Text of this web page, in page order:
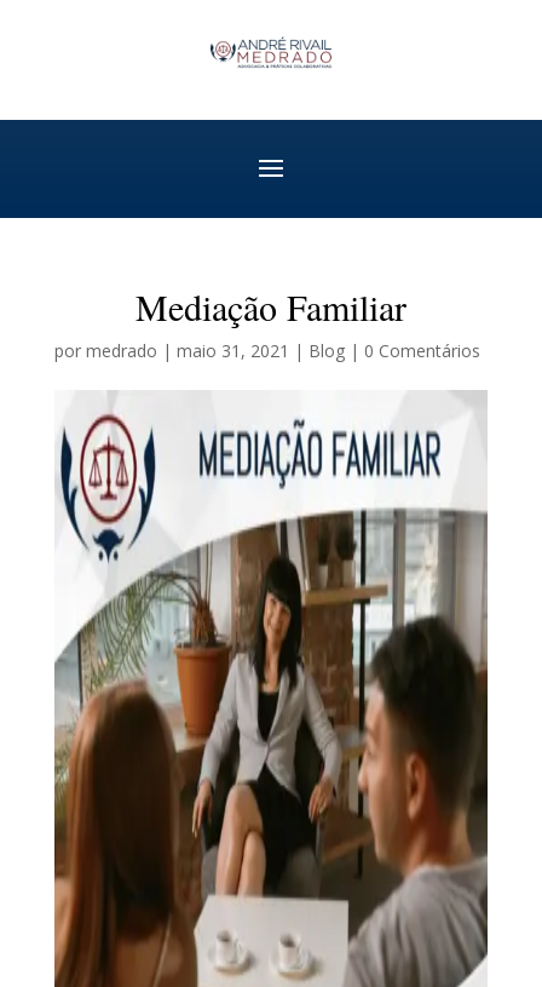
Mediação Familiar
por medrado | maio 31, 2021 | Blog| 0 Comentários